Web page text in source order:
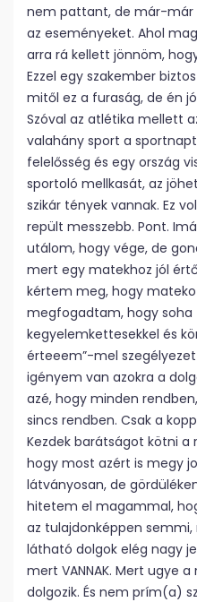
nem pattant, de már-már
az eseményeket. Ahol
arra rá kellett jönnöm,
Ezzel egy szakember
mitől ez a furaság, de én
Szóval az atlétika mellett
valahány sport a
felelősség és egy ország
sportoló mellkasát, az
szikár tények vannak. Ez
repült messzebb. Pont.
utálom, hogy vége, de
mert egy matekhoz jól
kértem meg, hogy
megfogadtam, hogy soha
kegyelemkettesekkel és
érteeem”-mel
igényem van azokra a
azé, hogy minden
sincs rendben. Csak a
Kezdek barátságot kötni a
hogy most azért is megy
látványosan, de
hitetem el magammal,
az tulajdonképpen
látható dolgok elég nagy
mert VANNAK. Mert ugye
dolgozik. És nem prím(a)